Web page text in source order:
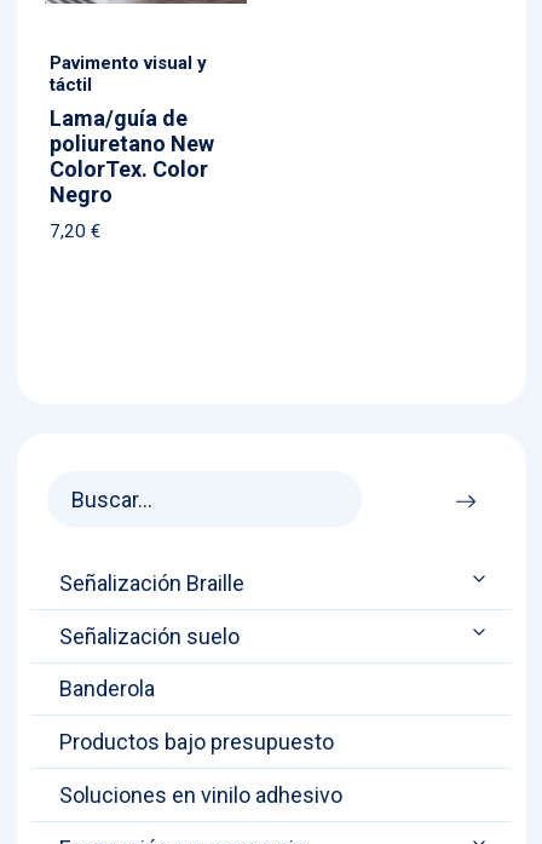
Señalización Braille
Señalización suelo
Banderola
Productos bajo presupuesto
Soluciones en vinilo adhesivo
Pavimento visual y
táctil
Lama/guía de
poliuretano New
ColorTex. Color
Negro
7,20€